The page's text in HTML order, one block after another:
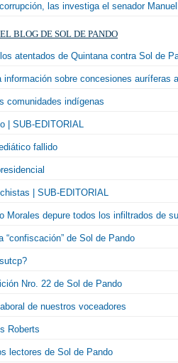
las investiga el senador
BLOG DE SOL DE PANDO
atentados de Quintana contra Sol de
sobre concesiones auríferas
comunidades indígenas
| SUB-EDITORIAL
fallido
| SUB-EDITORIAL
Morales depure todos los infiltrados de
de Sol de Pando
Nro. 22 de Sol de Pando
de nuestros voceadores
Roberts
lectores de Sol de Pando